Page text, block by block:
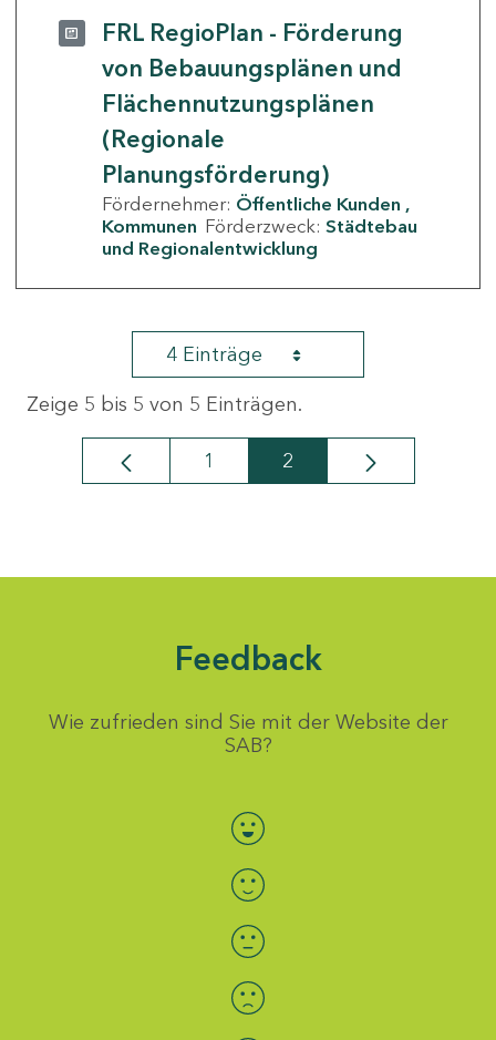
FRL RegioPlan - Förderung
von Bebauungsplänen und
Flächennutzungsplänen
(Regionale
Planungsförderung)
Fördernehmer: Öffentliche Kunden
Kommunen Förderzweck: Städtebau
und Regionalentwicklung
4 Einträge
Zeige 5 bis 5 von 5 Einträgen.
Seite
1 Seite
2
Feedback
Wie zufrieden sind Sie mit der Website der
SAB?
Bewertung auswählen